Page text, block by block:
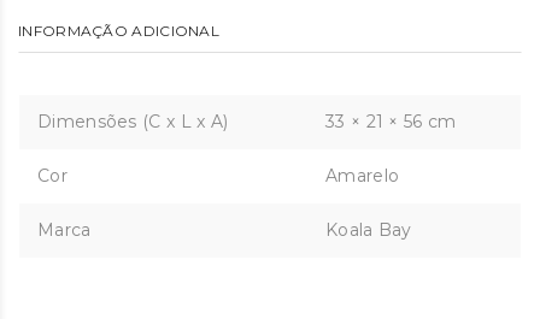
INFORMAÇÃO ADICIONAL
Dimensões (C x L x A) 33 × 21 × 56 cm
Cor Amarelo
Marca Koala Bay